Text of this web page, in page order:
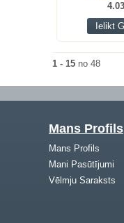
Ielikt
1 - 15 no 48
Mans Profils
Mans Profils
Mani Pasūtījumi
Vēlmju Saraksts